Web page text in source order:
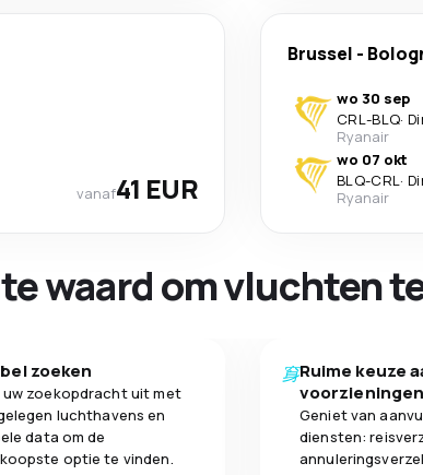
vanaf41 EUR
Brussel -
wo 30 sep
CRL-BLQ·
Ryanair
wo 07 okt
BLQ-CRL·
Ryanair
waard om vluchten
zoeken
uw zoekopdracht uit met
luchthavens en
data om de
optie te vinden.
Ruime keuze
voorzieningen
Geniet van
diensten: